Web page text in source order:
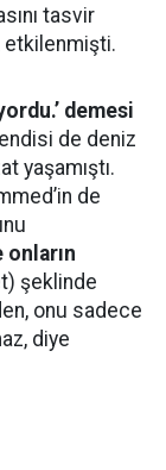
tasvir
etkilenmişti.
demesi
de deniz
yaşamıştı.
de
onların
şeklinde
onu sadece
diye